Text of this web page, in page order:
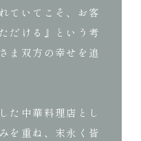
ていてこそ、お客
だける』という考
ま双方の幸せを追
た中華料理店とし
を重ね、末永く皆